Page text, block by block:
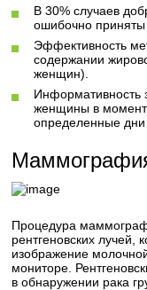
В 30% случаев
ошибочно приняты
Эффективность
содержании
женщин).
Информативность
женщины в момент
определенные дни
Процедура
рентгеновских лучей,
изображение
мониторе.
в обнаружении рака